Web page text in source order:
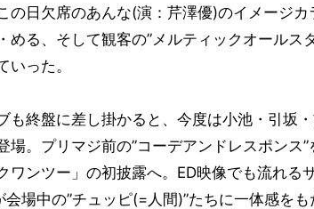
の日欠席のあんな(演：芹澤優)のイメージカ
める、そして観客の”メルティックオールス
いった。
も終盤に差し掛かると、今度は小池・引坂
場。プリマジ前の”コーデアンドレスポンス
ワンツー」の初披露へ。ED映像でも流れる
会場中の”チュッピ(=人間)”たちに一体感を